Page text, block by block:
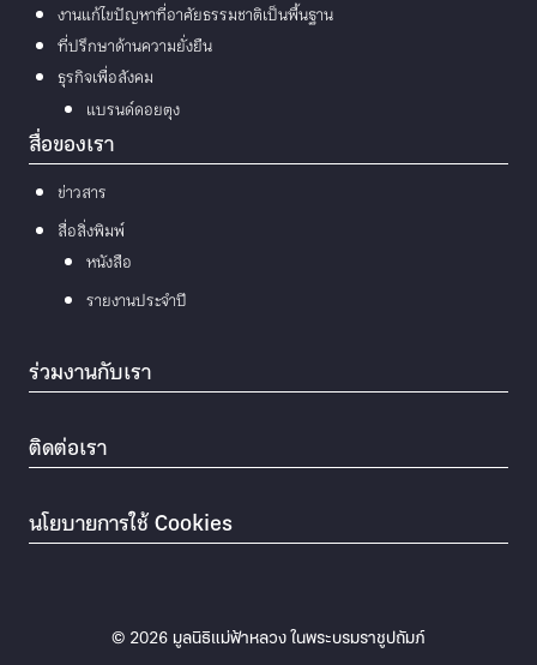
งานแก้ไขปัญหาที่อาศัยธรรมชาติเป็นพื้นฐาน
ที่ปรึกษาด้านความยั่งยืน
ธุรกิจเพื่อสังคม
แบรนด์ดอยตุง
สื่อของเรา
ข่าวสาร
สื่อสิ่งพิมพ์
หนังสือ
รายงานประจำปี
ร่วมงานกับเรา
ติดต่อเรา
นโยบายการใช้ Cookies
© 2026 มูลนิธิแม่ฟ้าหลวง ในพระบรมราชูปถัมภ์